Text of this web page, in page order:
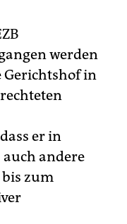
werden
Gerichtshof in
er in
andere
zum